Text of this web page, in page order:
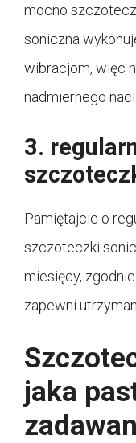
mocno
soniczna
wibracjom, więc
nadmiernego
3.
Pamiętajcie o
szczoteczki
miesięcy,
zapewni
jaka